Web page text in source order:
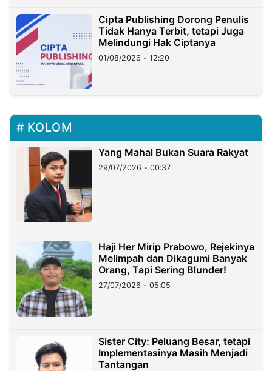
Cipta Publishing Dorong Penulis
Tidak Hanya Terbit, tetapi Juga
Melindungi Hak Ciptanya
01/08/2026 - 12:20
KOLOM
Yang Mahal Bukan Suara Rakyat
29/07/2026 - 00:37
Haji Her Mirip Prabowo, Rejekinya
Melimpah dan Dikagumi Banyak
Orang, Tapi Sering Blunder!
27/07/2026 - 05:05
Sister City: Peluang Besar, tetapi
Implementasinya Masih Menjadi
Tantangan